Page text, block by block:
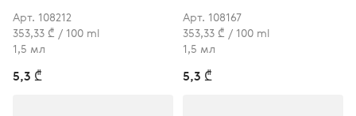
Арт. 108212
353,33 ₾ / 100 ml
1,5 мл
5,3 ₾
Арт. 108167
353,33 ₾ / 100 ml
1,5 мл
5,3 ₾